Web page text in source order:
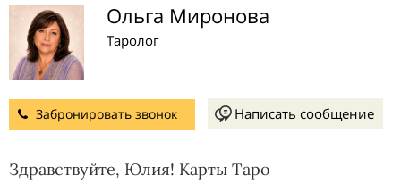
Ольга Миронова
Таролог
Забронировать звонок Написать сообщение
Здравствуйте, Юлия! Карты Таро